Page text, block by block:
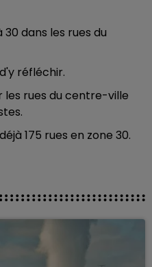
dans les rues du
réfléchir.
les rues du centre-ville
175 rues en zone 30.